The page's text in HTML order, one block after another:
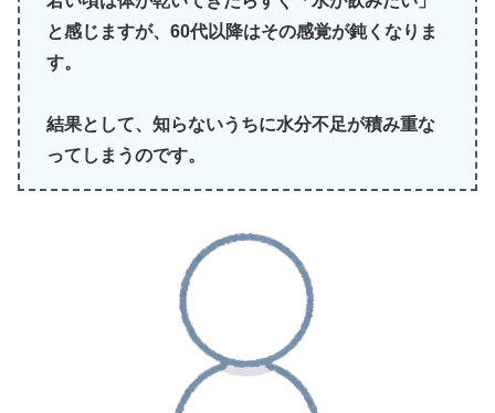
と感じますが、60代以降はその感覚が鈍くなりま
す。
結果として、知らないうちに水分不足が積み重な
ってしまうのです。